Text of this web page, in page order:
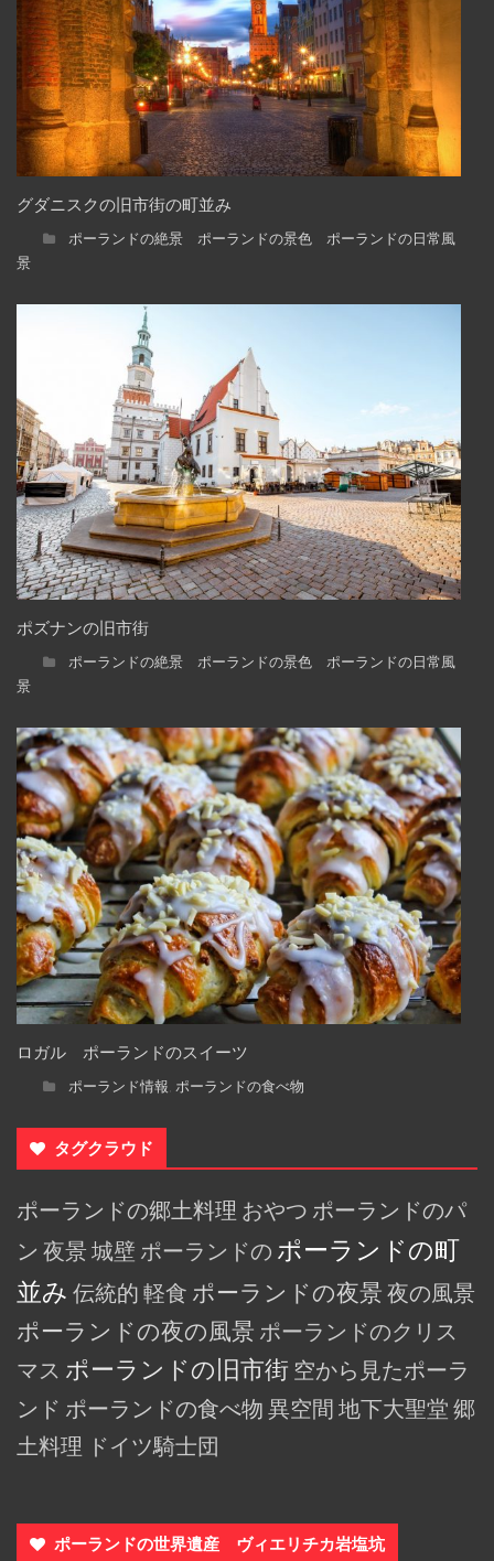
グダニスクの旧市街の町並み
ポーランドの絶景 ポーランドの景色 ポーランドの日常風
景
ポズナンの旧市街
ポーランドの絶景 ポーランドの景色 ポーランドの日常風
景
ロガル ポーランドのスイーツ
ポーランド情報, ポーランドの食べ物
タグクラウド
ポーランドの郷土料理 おやつ ポーランドのパ
ン 夜景 城壁 ポーランドの ポーランドの町
並み 伝統的 軽食 ポーランドの夜景 夜の風景
ポーランドの夜の風景 ポーランドのクリス
マス ポーランドの旧市街 空から見たポーラ
ンド ポーランドの食べ物 異空間 地下大聖堂 郷
土料理 ドイツ騎士団
ポーランドの世界遺産 ヴィエリチカ岩塩坑